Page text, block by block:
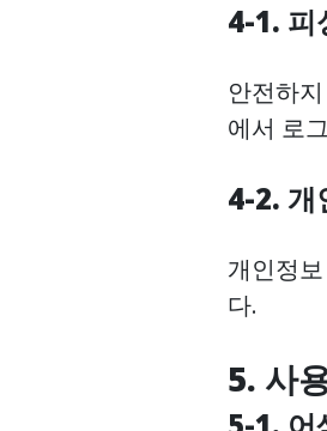
4-1. 피
안전하
에서 로
4-2. 개
개인정
다.
5. 사